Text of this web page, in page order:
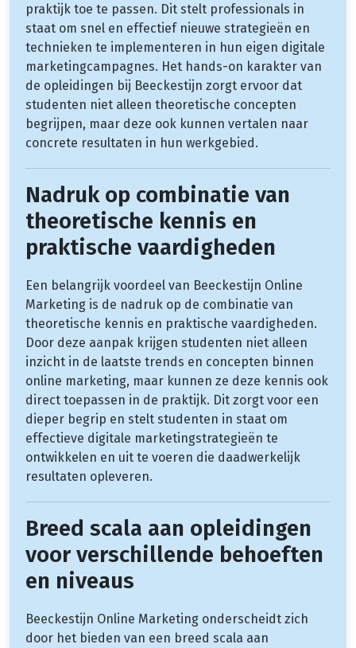
praktijk toe te passen. Dit stelt professionals in
staat om snel en effectief nieuwe strategieën en
technieken te implementeren in hun eigen digitale
marketingcampagnes. Het hands-on karakter van
de opleidingen bij Beeckestijn zorgt ervoor dat
studenten niet alleen theoretische concepten
begrijpen, maar deze ook kunnen vertalen naar
concrete resultaten in hun werkgebied.
Nadruk op combinatie van
theoretische kennis en
praktische vaardigheden
Een belangrijk voordeel van Beeckestijn Online
Marketing is de nadruk op de combinatie van
theoretische kennis en praktische vaardigheden.
Door deze aanpak krijgen studenten niet alleen
inzicht in de laatste trends en concepten binnen
online marketing, maar kunnen ze deze kennis ook
direct toepassen in de praktijk. Dit zorgt voor een
dieper begrip en stelt studenten in staat om
effectieve digitale marketingstrategieën te
ontwikkelen en uit te voeren die daadwerkelijk
resultaten opleveren.
Breed scala aan opleidingen
voor verschillende behoeften
en niveaus
Beeckestijn Online Marketing onderscheidt zich
door het bieden van een breed scala aan